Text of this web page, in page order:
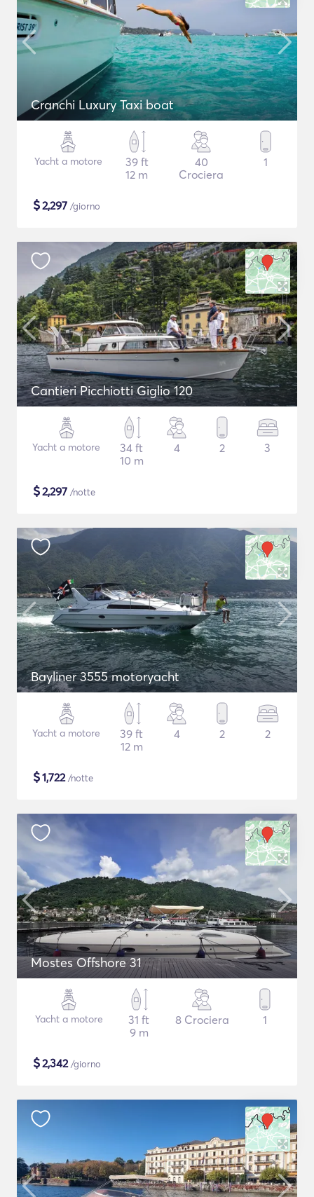
Cranchi Luxury Taxi boat
Yacht a motore
39 ft
12 m
40
Crociera
1
$2,297 /giorno
Cantieri Picchiotti Giglio 120
Yacht a motore
34 ft
10 m
4 2 3
$2,297 /notte
Bayliner 3555 motoryacht
Yacht a motore
39 ft
12 m
4 2 2
$1,722/notte
Mostes Offshore 31
Yacht a motore
31 ft
9 m
8 Crociera 1
$2,342/giorno